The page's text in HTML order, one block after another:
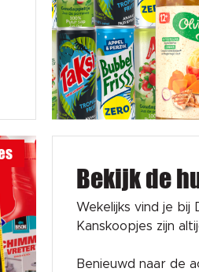
Bekijk de
Wekelijks vind je bij
Kanskoopjes zijn
Benieuwd naar de